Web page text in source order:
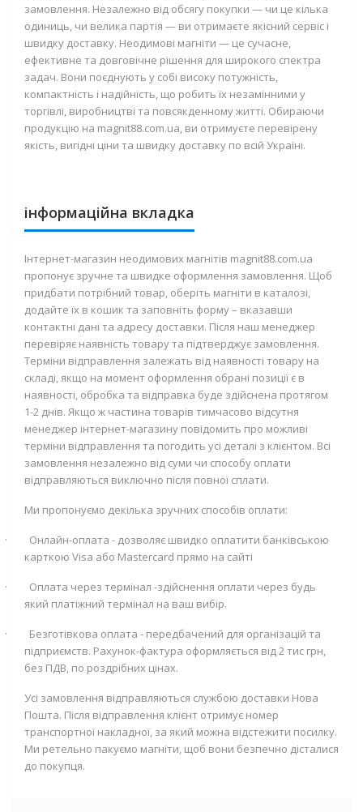
замовлення. Незалежно від обсягу покупки — чи це кілька
одиниць, чи велика партія — ви отримаєте якісний сервіс і
швидку доставку. Неодимові магніти — це сучасне,
ефективне та довговічне рішення для широкого спектра
задач. Вони поєднують у собі високу потужність,
компактність і надійність, що робить їх незамінними у
торгівлі, виробництві та повсякденному житті. Обираючи
продукцію на magnit88.com.ua, ви отримуєте перевірену
якість, вигідні ціни та швидку доставку по всій Україні.
інформаційна вкладка
Інтернет-магазин неодимових магнітів magnit88.com.ua
пропонує зручне та швидке оформлення замовлення. Щоб
придбати потрібний товар, оберіть магніти в каталозі,
додайте їх в кошик та заповніть форму – вказавши
контактні дані та адресу доставки. Після наш менеджер
перевіряє наявність товару та підтверджує замовлення.
Терміни відправлення залежать від наявності товару на
складі, якщо на момент оформлення обрані позиції є в
наявності, обробка та відправка буде здійснена протягом
1-2 днів. Якщо ж частина товарів тимчасово відсутня
менеджер інтернет-магазину повідомить про можливі
терміни відправлення та погодить усі деталі з клієнтом. Всі
замовлення незалежно від суми чи способу оплати
відправляються виключно після повної сплати.
Ми пропонуємо декілька зручних способів оплати:
·
Онлайн-оплата - дозволяє швидко оплатити банківською
карткою Visa або Mastercard прямо на сайті
·
Оплата через термінал -здійснення оплати через будь
який платіжний термінал на ваш вибір.
·
Безготівкова оплата - передбачений для організацій та
підприємств. Рахунок-фактура оформляється від 2 тис грн,
без ПДВ, по роздрібних цінах.
Усі замовлення відправляються службою доставки Нова
Пошта. Після відправлення клієнт отримує номер
транспортної накладної, за який можна відстежити посилку.
Ми ретельно пакуємо магніти, щоб вони безпечно дісталися
до покупця.